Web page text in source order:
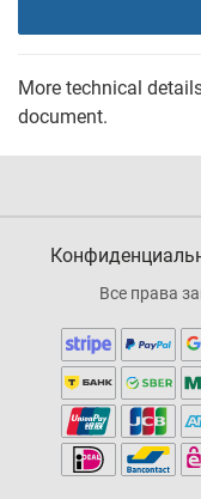
More technical
document.
Все права